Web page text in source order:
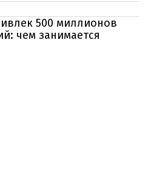
500 миллионов
чем занимается